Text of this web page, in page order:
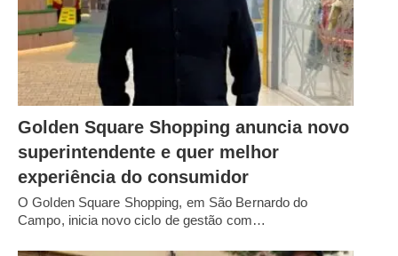
Golden Square Shopping anuncia novo
superintendente e quer melhor
experiência do consumidor
O Golden Square Shopping, em São Bernardo do
Campo, inicia novo ciclo de gestão com…